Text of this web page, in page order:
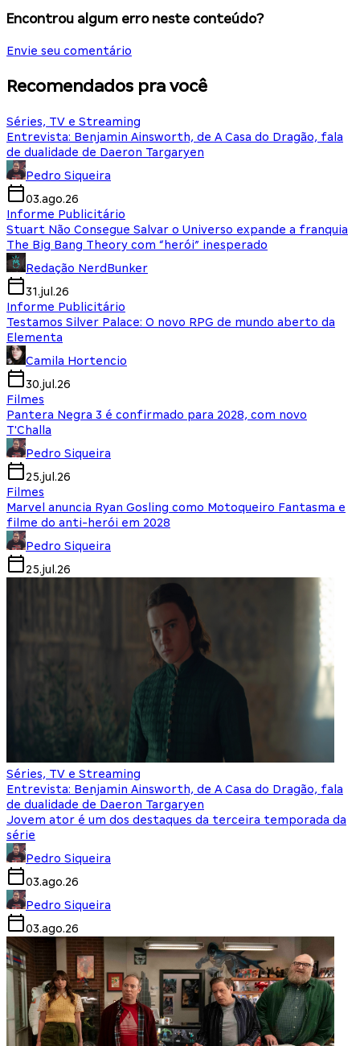
Encontrou algum erro neste conteúdo?
Envie seu comentário
Recomendados pra você
Séries, TV e Streaming
Entrevista: Benjamin Ainsworth, de A Casa do Dragão, fala
de dualidade de Daeron Targaryen
Pedro Siqueira
03.ago.26
Informe Publicitário
Stuart Não Consegue Salvar o Universo expande a franquia
The Big Bang Theory com “herói” inesperado
Redação NerdBunker
31.jul.26
Informe Publicitário
Testamos Silver Palace: O novo RPG de mundo aberto da
Elementa
Camila Hortencio
30.jul.26
Filmes
Pantera Negra 3 é confirmado para 2028, com novo
T'Challa
Pedro Siqueira
25.jul.26
Filmes
Marvel anuncia Ryan Gosling como Motoqueiro Fantasma e
filme do anti-herói em 2028
Pedro Siqueira
25.jul.26
Séries, TV e Streaming
Entrevista: Benjamin Ainsworth, de A Casa do Dragão, fala
de dualidade de Daeron Targaryen
Jovem ator é um dos destaques da terceira temporada da
série
Pedro Siqueira
03.ago.26
Pedro Siqueira
03.ago.26